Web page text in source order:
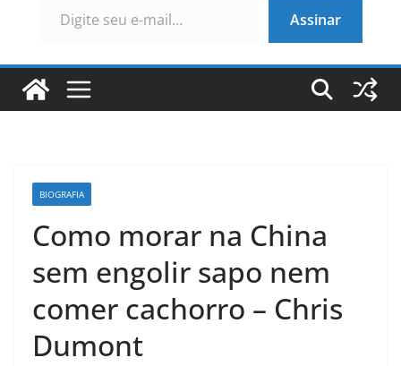
Assinar
BIOGRAFIA
Como morar na China
sem engolir sapo nem
comer cachorro – Chris
Dumont